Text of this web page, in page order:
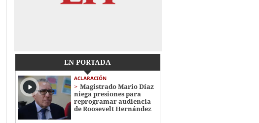
EN PORTADA
ACLARACIÓN
Magistrado Mario Díaz
niega presiones para
reprogramar audiencia
de Roosevelt Hernández